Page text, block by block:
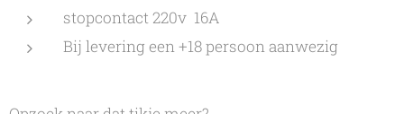
stopcontact 220v 16A
Bij levering een +18 persoon aanwezig